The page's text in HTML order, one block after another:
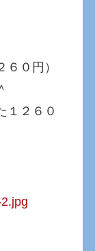
６０円）
１２６０